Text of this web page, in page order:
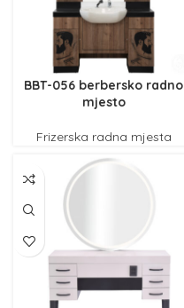
BBT-056 berbersko radno
mjesto
Frizerska radna mjesta